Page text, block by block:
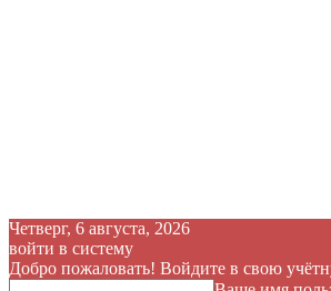
Четверг, 6 августа, 2026
войти в систему
Добро пожаловать! Войдите в свою